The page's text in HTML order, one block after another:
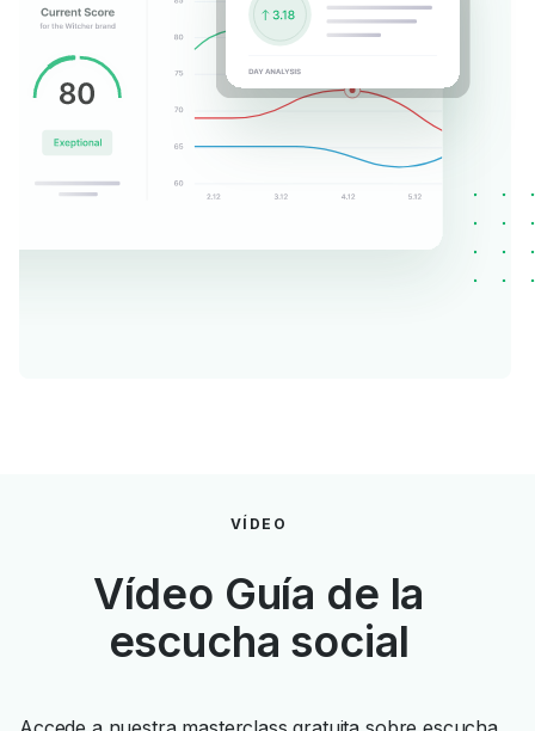
VÍDEO
Vídeo Guía de la
escucha social